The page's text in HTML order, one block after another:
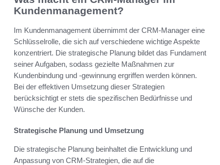
Kundenmanagement?
Im Kundenmanagement übernimmt der CRM-Manager eine
Schlüsselrolle, die sich auf verschiedene wichtige Aspekte
konzentriert. Die strategische Planung bildet das Fundament
seiner Aufgaben, sodass gezielte Maßnahmen zur
Kundenbindung und -gewinnung ergriffen werden können.
Bei der effektiven Umsetzung dieser Strategien
berücksichtigt er stets die spezifischen Bedürfnisse und
Wünsche der Kunden.
Strategische Planung und Umsetzung
Die strategische Planung beinhaltet die Entwicklung und
Anpassung von CRM-Strategien, die auf die